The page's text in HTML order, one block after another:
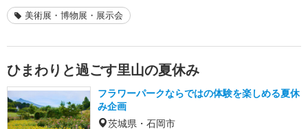
美術展・博物展・展示会
ひまわりと過ごす里山の夏休み
フラワーパークならではの体験を楽しめる夏休
み企画
茨城県・石岡市